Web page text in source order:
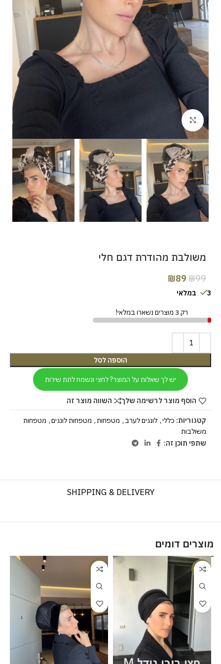
Click to enlarge
משולבת מהודרת דגם חלי
₪99
₪89
3 במלאי
רק 3 מוצרים נשארו במלאי!
הוספה לסל
יש לך שאלות על המוצר? לחצי ונשמח לתת שירות
הוסף מוצר לרשימה שלך השווה מוצר זה
קטגוריות: כללי, לונגים לערב , מטפחות, מטפחות לונגים, מטפחות
משולבות
שתפי תוכן זה:
SHIPPING & DELIVERY
מוצרים דומים
-8%
-17%